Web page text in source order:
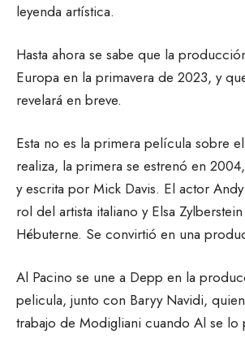
leyenda artística.
Hasta ahora se sabe que la
Europa en la primavera de 2023, y
revelará en breve.
Esta no es la primera película sobre
realiza, la primera se estrenó en
y escrita por Mick Davis. El actor
rol del artista italiano y Elsa
Hébuterne. Se convirtió en una
Al Pacino se une a Depp en la
pelicula, junto con Baryy Navidi,
trabajo de Modigliani cuando Al se lo